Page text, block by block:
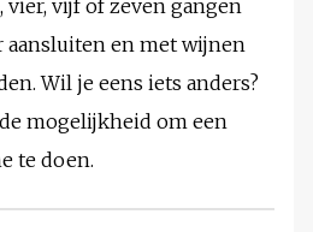
vier, vijf of zeven gangen
aansluiten en met wijnen
Wil je eens iets anders?
mogelijkheid om een
te doen.